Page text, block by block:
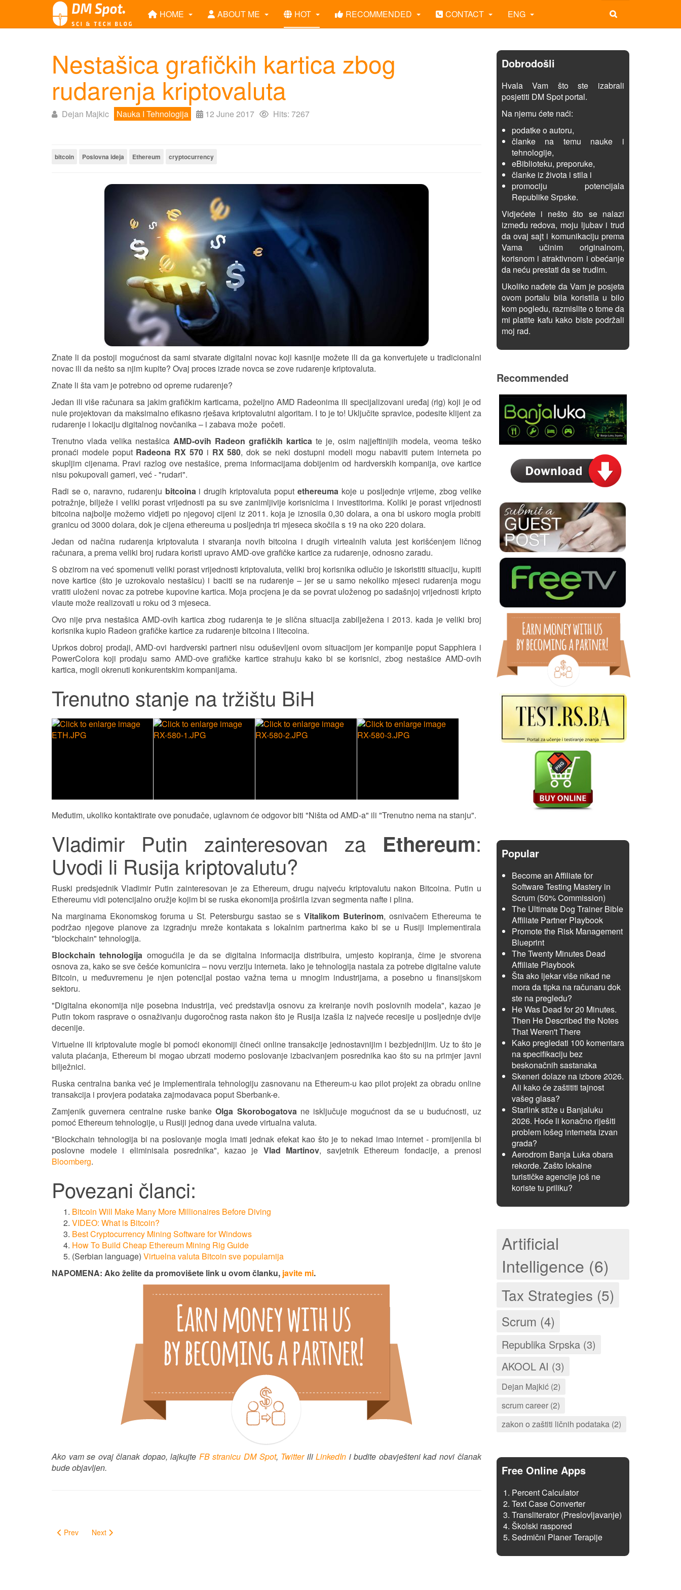
HOME ABOUT ME HOT RECOMMENDED CONTACT ENG
Nestašica grafičkih kartica zbog
rudarenja kriptovaluta
Dejan Majkic Nauka I Tehnologija 12 June 2017 Hits: 7267
bitcoin Poslovna ideja Ethereum cryptocurrency
Znate li da postoji mogućnost da sami stvarate digitalni novac koji kasnije možete ili da ga konvertujete u tradicionalni
novac ili da nešto sa njim kupite? Ovaj proces izrade novca se zove rudarenje kriptovaluta.
Znate li šta vam je potrebno od opreme rudarenje?
Jedan ili više računara sa jakim grafičkim karticama, poželjno AMD Radeonima ili specijalizovani uređaj (rig) koji je od
nule projektovan da maksimalno efikasno rješava kriptovalutni algoritam. I to je to! Uključite spravice, podesite klijent za
rudarenje i lokaciju digitalnog novčanika – i zabava može početi.
Trenutno vlada velika nestašicaAMD-ovih Radeon grafičkih kartica te je, osim najjeftinijih modela, veoma teško
pronaći modele poput Radeona RX 570 i RX 580, dok se neki dostupni modeli mogu nabaviti putem interneta po
skupljim cijenama. Pravi razlog ove nestašice, prema informacijama dobijenim od hardverskih kompanija, ove kartice
nisu pokupovali gameri, već - "rudari".
Radi se o, naravno, rudarenju bitcoinai drugih kriptovaluta poputethereuma koje u posljednje vrijeme, zbog velike
potražnje, bilježe i veliki porast vrijednosti pa su sve zanimljivije korisnicima i investitorima. Koliki je porast vrijednosti
bitcoina najbolje možemo vidjeti po njegovoj cijeni iz 2011. koja je iznosila 0,30 dolara, a ona bi uskoro mogla probiti
granicu od 3000 dolara, dok je cijena ethereuma u posljednja tri mjeseca skočila s 19 na oko 220 dolara.
Jedan od načina rudarenja kriptovaluta i stvaranja novih bitcoina i drugih virtealnih valuta jest korišćenjem ličnog
računara, a prema veliki broj rudara koristi upravo AMD-ove grafičke kartice za rudarenje, odnosno zaradu.
S obzirom na već spomenuti veliki porast vrijednosti kriptovaluta, veliki broj korisnika odlučio je iskoristiti situaciju, kupiti
nove kartice (što je uzrokovalo nestašicu) i baciti se na rudarenje – jer se u samo nekoliko mjeseci rudarenja mogu
vratiti uloženi novac za potrebe kupovine kartica. Moja procjena je da se povrat uloženog po sadašnjoj vrijednosti kripto
vlaute može realizovati u roku od 3 mjeseca.
Ovo nije prva nestašica AMD-ovih kartica zbog rudarenja te je slična situacija zabilježena i 2013. kada je veliki broj
korisnika kupio Radeon grafičke kartice za rudarenje bitcoina i litecoina.
Uprkos dobroj prodaji, AMD-ovi hardverski partneri nisu oduševljeni ovom situacijom jer kompanije poput Sapphiera i
PowerColora koji prodaju samo AMD-ove grafičke kartice strahuju kako bi se korisnici, zbog nestašice AMD-ovih
kartica, mogli okrenuti konkurentskim kompanijama.
Trenutno stanje na tržištu BiH
Međutim, ukoliko kontaktirate ove ponuđače, uglavnom će odgovor biti "Ništa od AMD-a" ili "Trenutno nema na stanju".
Vladimir Putin zainteresovan za Ethereum:
Uvodi li Rusija kriptovalutu?
Ruski predsjednik Vladimir Putin zainteresovan je za Ethereum, drugu najveću kriptovalutu nakon Bitcoina. Putin u
Ethereumu vidi potencijalno oružje kojim bi se ruska ekonomija proširila izvan segmenta nafte i plina.
Na marginama Ekonomskog foruma u St. Petersburgu sastao se sVitalikom Buterinom, osnivačem Ethereuma te
podržao njegove planove za izgradnju mreže kontakata s lokalnim partnerima kako bi se u Rusiji implementirala
"blockchain" tehnologija.
Blockchain tehnologija omogućila je da se digitalna informacija distribuira, umjesto kopiranja, čime je stvorena
osnova za, kako se sve češće komunicira – novu verziju interneta. Iako je tehnologija nastala za potrebe digitalne valute
Bitcoin, u međuvremenu je njen potencijal postao važna tema u mnogim industrijama, a posebno u finansijskom
sektoru.
"Digitalna ekonomija nije posebna industrija, već predstavlja osnovu za kreiranje novih poslovnih modela", kazao je
Putin tokom rasprave o osnaživanju dugoročnog rasta nakon što je Rusija izašla iz najveće recesije u posljednje dvije
decenije.
Virtuelne ili kriptovalute mogle bi pomoći ekonomiji čineći online transakcije jednostavnijim i bezbjednijim. Uz to što je
valuta plaćanja, Ethereum bi mogao ubrzati moderno poslovanje izbacivanjem posrednika kao što su na primjer javni
bilježnici.
Ruska centralna banka već je implementirala tehnologiju zasnovanu na Ethereum-u kao pilot projekt za obradu online
transakcija i provjera podataka zajmodavaca poput Sberbank-e.
Zamjenik guvernera centralne ruske bankeOlga Skorobogatovane isključuje mogućnost da se u budućnosti, uz
pomoć Ethereum tehnologije, u Rusiji jednog dana uvede virtualna valuta.
"Blockchain tehnologija bi na poslovanje mogla imati jednak efekat kao što je to nekad imao internet - promijenila bi
poslovne modele i eliminisala posrednika", kazao je Vlad Martinov, savjetnik Ethereum fondacije, a prenosi
Bloomberg.
Povezani članci:
Bitcoin Will Make Many More Millionaires Before Diving
VIDEO: What is Bitcoin?
Best Cryptocurrency Mining Software for Windows
How To Build Cheap Ethereum Mining Rig Guide
(Serbian language) Virtuelna valuta Bitcoin sve popularnija
NAPOMENA: Ako želite da promovišete link u ovom članku, javite mi.
Ako vam se ovaj članak dopao, lajkujte FB stranicu DM Spot, TwitteriliLinkedIn i budite obavješteni kad novi članak
bude objavljen.
Prev Next
Dobrodošli
Hvala Vam što ste izabrali
posjetiti DM Spot portal.
Na njemu ćete naći:
podatke o autoru,
članke na temu nauke i
tehnologije,
eBiblioteku, preporuke,
članke iz života i stila i
promociju potencijala
Republike Srpske.
Vidjećete i nešto što se nalazi
između redova, moju ljubav i trud
da ovaj sajt i komunikaciju prema
Vama učinim originalnom,
korisnom i atraktivnom i obećanje
da neću prestati da se trudim.
Ukoliko nađete da Vam je posjeta
ovom portalu bila koristila u bilo
kom pogledu, razmislite o tome da
mi platite kafu kako biste podržali
moj rad.
Recommended
Popular
Become an Affiliate for
Software Testing Mastery in
Scrum (50% Commission)
The Ultimate Dog Trainer Bible
Affiliate Partner Playbook
Promote the Risk Management
Blueprint
The Twenty Minutes Dead
Affiliate Playbook
Šta ako ljekar više nikad ne
mora da tipka na računaru dok
ste na pregledu?
He Was Dead for 20 Minutes.
Then He Described the Notes
That Weren't There
Kako pregledati 100 komentara
na specifikaciju bez
beskonačnih sastanaka
Skeneri dolaze na izbore 2026.
Ali kako će zaštititi tajnost
vašeg glasa?
Starlink stiže u Banjaluku
2026. Hoće li konačno riješiti
problem lošeg interneta izvan
grada?
Aerodrom Banja Luka obara
rekorde. Zašto lokalne
turističke agencije još ne
koriste tu priliku?
Artificial
Intelligence (6)
Tax Strategies (5)
Scrum (4)
Republika Srpska (3)
AKOOL AI (3)
Dejan Majkić (2)
scrum career (2)
zakon o zaštiti ličnih podataka (2)
Free Online Apps
Percent Calculator
Text Case Converter
Transliterator (Preslovljavanje)
Školski raspored
Sedmični Planer Terapije